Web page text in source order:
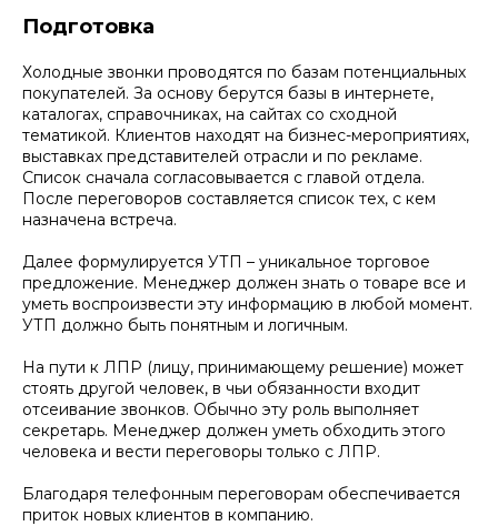
Подготовка
Холодные звонки проводятся по базам потенциальных
покупателей. За основу берутся базы в интернете,
каталогах, справочниках, на сайтах со сходной
тематикой. Клиентов находят на бизнес-мероприятиях,
выставках представителей отрасли и по рекламе.
Список сначала согласовывается с главой отдела.
После переговоров составляется список тех, с кем
назначена встреча.
Далее формулируется УТП – уникальное торговое
предложение. Менеджер должен знать о товаре все и
уметь воспроизвести эту информацию в любой момент.
УТП должно быть понятным и логичным.
На пути к ЛПР (лицу, принимающему решение) может
стоять другой человек, в чьи обязанности входит
отсеивание звонков. Обычно эту роль выполняет
секретарь. Менеджер должен уметь обходить этого
человека и вести переговоры только с ЛПР.
Благодаря телефонным переговорам обеспечивается
приток новых клиентов в компанию.